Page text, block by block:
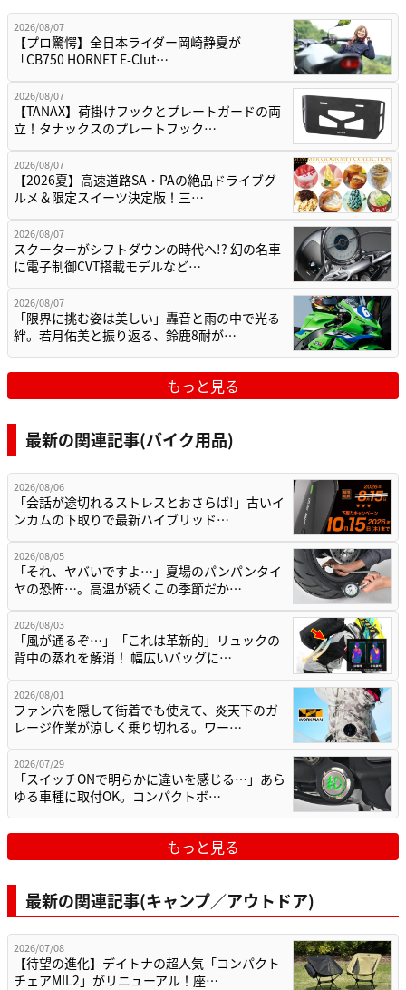
2026/08/07
【プロ驚愕】全日本ライダー岡崎静夏が
「CB750 HORNET E-Clut…
2026/08/07
【TANAX】荷掛けフックとプレートガードの両
立！タナックスのプレートフック…
2026/08/07
【2026夏】高速道路SA・PAの絶品ドライブグ
ルメ＆限定スイーツ決定版！三…
2026/08/07
スクーターがシフトダウンの時代へ!? 幻の名車
に電子制御CVT搭載モデルなど…
2026/08/07
「限界に挑む姿は美しい」轟音と雨の中で光る
絆。若月佑美と振り返る、鈴鹿8耐が…
もっと見る
最新の関連記事(バイク用品)
2026/08/06
「会話が途切れるストレスとおさらば!」古いイ
ンカムの下取りで最新ハイブリッド…
2026/08/05
「それ、ヤバいですよ…」夏場のパンパンタイ
ヤの恐怖…。高温が続くこの季節だか…
2026/08/03
「風が通るぞ…」「これは革新的」リュックの
背中の蒸れを解消！ 幅広いバッグに…
2026/08/01
ファン穴を隠して街着でも使えて、炎天下のガ
レージ作業が涼しく乗り切れる。ワー…
2026/07/29
「スイッチONで明らかに違いを感じる…」あら
ゆる車種に取付OK。コンパクトボ…
もっと見る
最新の関連記事(キャンプ／アウトドア)
2026/07/08
【待望の進化】デイトナの超人気「コンパクト
チェアMIL2」がリニューアル！座…